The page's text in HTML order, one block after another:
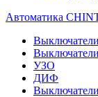
Автоматика
УЗО
ДИФ